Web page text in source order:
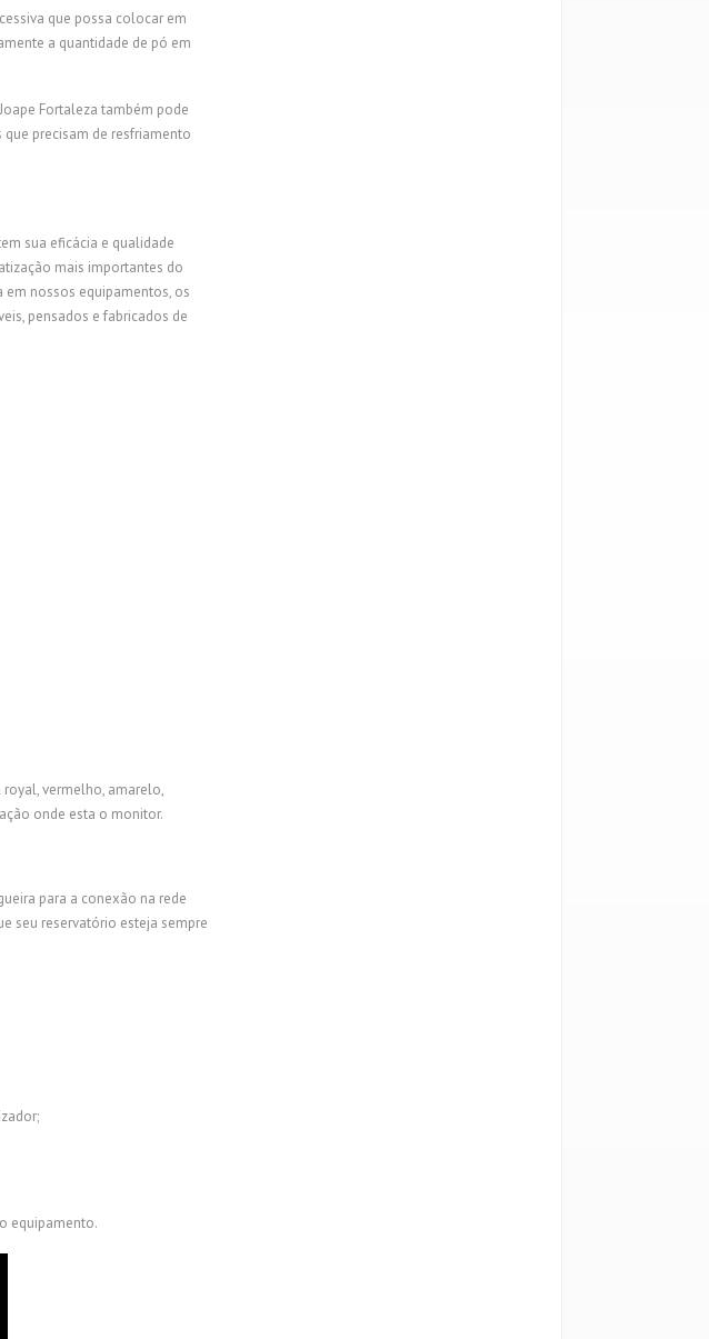
que possa colocar em
a quantidade de pó em
Fortaleza também pode
precisam de resfriamento
sua eficácia e qualidade
mais importantes do
nossos equipamentos, os
pensados e fabricados de
royal, vermelho, amarelo,
onde esta o monitor.
para a conexão na rede
seu reservatório esteja sempre
equipamento.